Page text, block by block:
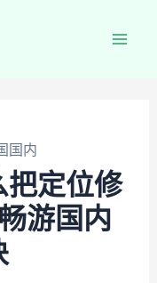
国内
把定位修
游国内